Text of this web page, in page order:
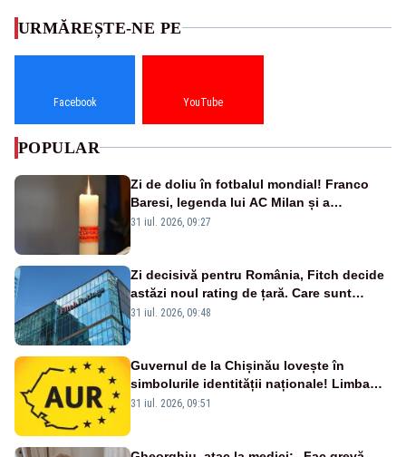
URMĂREȘTE-NE PE
Facebook YouTube
POPULAR
Zi de doliu în fotbalul mondial! Franco
Baresi, legenda lui AC Milan și a
naționalei Italiei, a murit
31 iul. 2026, 09:27
Zi decisivă pentru România, Fitch decide
astăzi noul rating de țară. Care sunt
efectele retrogradării la categoria „junk”
31 iul. 2026, 09:48
Guvernul de la Chișinău lovește în
simbolurile identității naționale! Limba
română nu se economisește! Limba
31 iul. 2026, 09:51